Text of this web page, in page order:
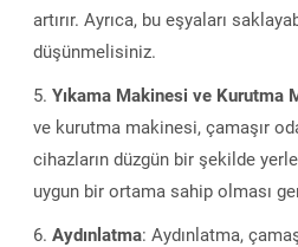
artırır. Ayrıca, bu eşyaları
düşünmelisiniz.
Yıkama Makinesi ve Kurutma
ve kurutma makinesi, çamaşır
cihazların düzgün bir şekilde
uygun bir ortama sahip olması
Aydınlatma: Aydınlatma,